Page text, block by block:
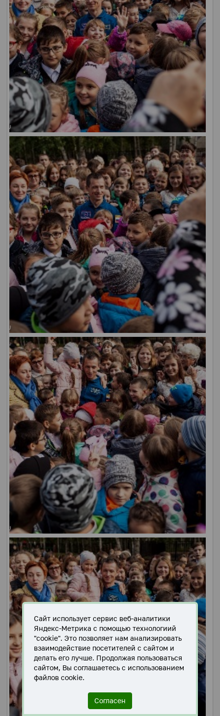
Сайт использует сервис веб-аналитики
Яндекс-Метрика с помощью технологиий
"cookie". Это позволяет нам анализировать
взаимодействие посетителей с сайтом и
делать его лучше. Продолжая пользоваться
сайтом, Вы соглашаетесь с использованием
файлов cookie.
Согласен